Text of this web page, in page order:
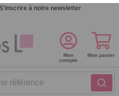
à notre newsletter
référence
Mon
compte
Mon panier